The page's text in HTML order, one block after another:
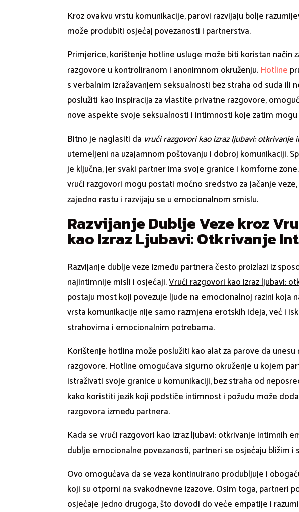
Kroz ovakvu vrstu komunikacije, parovi razvijaju bolje
može produbiti osjećaj povezanosti i partnerstva.
Primjerice, korištenje hotline usluge može biti koristan način
razgovore u kontroliranom i anonimnom okruženju. Hotline
s verbalnim izražavanjem seksualnosti bez straha od suda ili
poslužiti kao inspiracija za vlastite privatne razgovore,
nove aspekte svoje seksualnosti i intimnosti koje zatim
Bitno je naglasiti da vrući razgovori kao izraz ljubavi:
utemeljeni na uzajamnom poštovanju i dobroj komunikaciji.
je ključna, jer svaki partner ima svoje granice i komforne
vrući razgovori mogu postati moćno sredstvo za jačanje
zajedno rastu i razvijaju se u emocionalnom smislu.
Razvijanje Dublje Veze kroz
kao Izraz Ljubavi: Otkrivanje
Razvijanje dublje veze između partnera često proizlazi iz
najintimnije misli i osjećaji.Vrući razgovori kao izraz ljubavi:
postaju most koji povezuje ljude na emocionalnoj razini koja
vrsta komunikacije nije samo razmjena erotskih ideja, već i
strahovima i emocionalnim potrebama.
Korištenje hotlina može poslužiti kao alat za parove da
razgovore. Hotline omogućava sigurno okruženje u kojem
istraživati svoje granice u komunikaciji, bez straha od
kako koristiti jezik koji podstiče intimnost i požudu može
razgovora između partnera.
Kada se vrući razgovori kao izraz ljubavi: otkrivanje intimnih
dublje emocionalne povezanosti, partneri se osjećaju bližim i
Ovo omogućava da se veza kontinuirano produbljuje i
koji su otporni na svakodnevne izazove. Osim toga, partneri
osjećaje jedno drugoga, što dovodi do veće empatije i